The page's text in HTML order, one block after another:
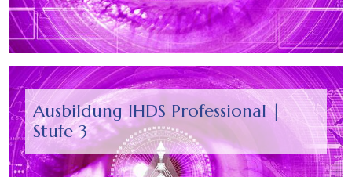
Ausbildung IHDS Professional |
Stufe 3